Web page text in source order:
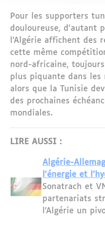
Pour les supporters
douloureuse, d'autant
l'Algérie affichent des
cette même
nord-africaine,
plus piquante dans les
alors que la Tunisie
des prochaines
mondiales.
LIRE AUSSI :
Algérie-
l'énergie et
Sonatrach et
partenariats
l'Algérie un